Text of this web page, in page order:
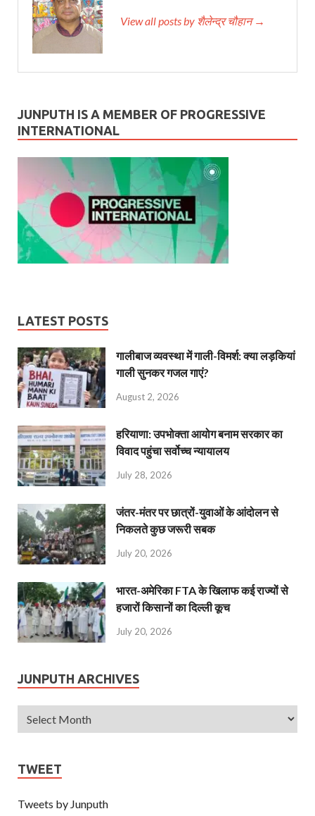
View all posts by शैलेन्द्र चौहान →
JUNPUTH IS A MEMBER OF PROGRESSIVE
INTERNATIONAL
LATEST POSTS
गालीबाज व्‍यवस्‍था में गाली-विमर्श: क्या लड़कियां
गाली सुनकर गजल गाएं?
August 2, 2026
हरियाणा: उपभोक्ता आयोग बनाम सरकार का
विवाद पहुंचा सर्वोच्च न्यायालय
July 28, 2026
जंतर-मंतर पर छात्रों-युवाओं के आंदोलन से
निकलते कुछ जरूरी सबक
July 20, 2026
भारत-अमेरिका FTA के खिलाफ कई राज्यों से
हजारों किसानों का दिल्ली कूच
July 20, 2026
JUNPUTH ARCHIVES
TWEET
Tweets by Junputh